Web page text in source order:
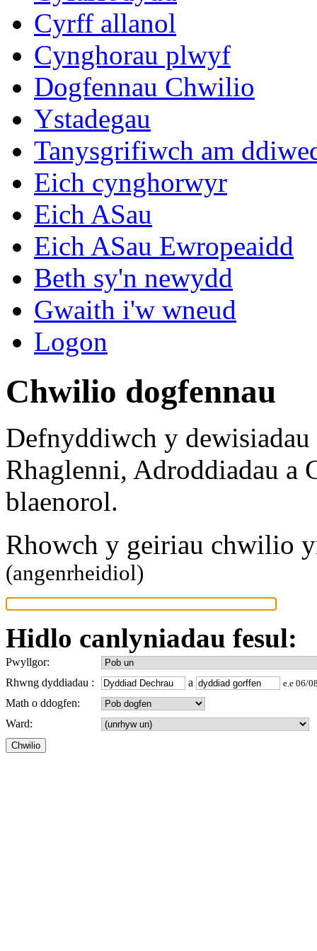
Cyrff allanol
Cynghorau plwyf
Dogfennau Chwilio
Ystadegau
Tanysgrifiwch am
Eich cynghorwyr
Eich ASau
Eich ASau Ewropeaidd
Beth sy'n newydd
Gwaith i'w wneud
Logon
Chwilio dogfennau
Defnyddiwch y
Rhaglenni, Adroddiadau
blaenorol.
Rhowch y geiriau chwilio
(angenrheidiol)
Hidlo canlyniadau fesul:
Pwyllgor:
Rhwng dyddiadau : a e.e 06/
Math o ddogfen:
Ward: